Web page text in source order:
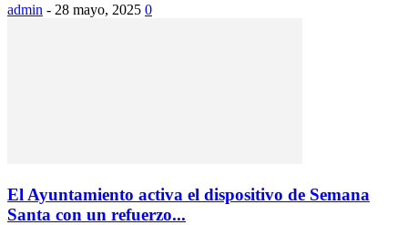
admin - 28 mayo, 2025 0
El Ayuntamiento activa el dispositivo de Semana
Santa con un refuerzo...